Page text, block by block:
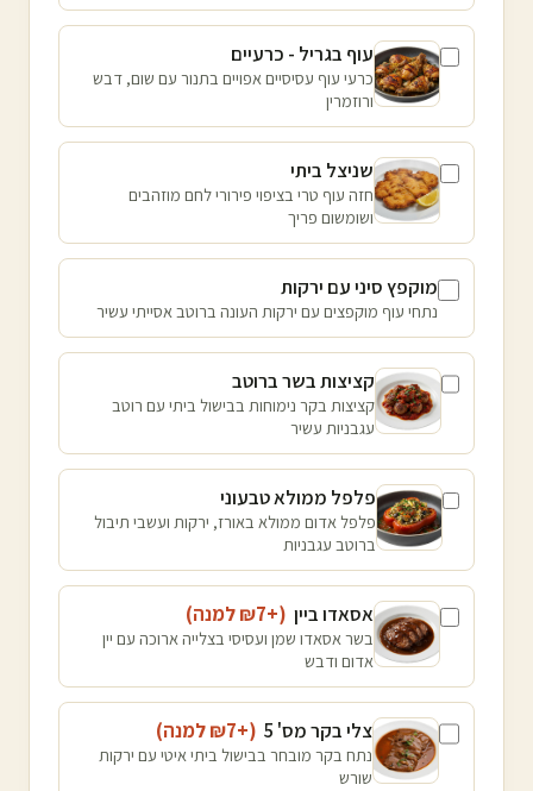
עוף בגריל - כרעיים
כרעי עוף עסיסיים אפויים בתנור עם שום, דבש
ורוזמרין
שניצל ביתי
חזה עוף טרי בציפוי פירורי לחם מוזהבים
ושומשום פריך
מוקפץ סיני עם ירקות
נתחי עוף מוקפצים עם ירקות העונה ברוטב אסייתי עשיר
קציצות בשר ברוטב
קציצות בקר נימוחות בבישול ביתי עם רוטב
עגבניות עשיר
פלפל ממולא טבעוני
פלפל אדום ממולא באורז, ירקות ועשבי תיבול
ברוטב עגבניות
אסאדו ביין (+₪
7 למנה)
בשר אסאדו שמן ועסיסי בצלייה ארוכה עם יין
אדום ודבש
צלי בקר מס' 5 (+₪
7 למנה)
נתח בקר מובחר בבישול ביתי איטי עם ירקות
שורש